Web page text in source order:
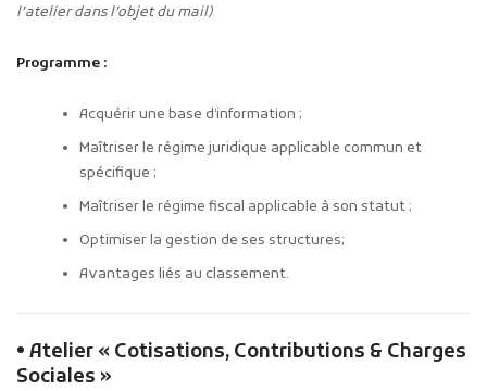
l’atelier dans l’objet du mail)
Programme :
Acquérir une base d’information ;
Maîtriser le régime juridique applicable commun et
spécifique ;
Maîtriser le régime fiscal applicable à son statut ;
Optimiser la gestion de ses structures;
Avantages liés au classement.
• Atelier « Cotisations, Contributions & Charges
Sociales »